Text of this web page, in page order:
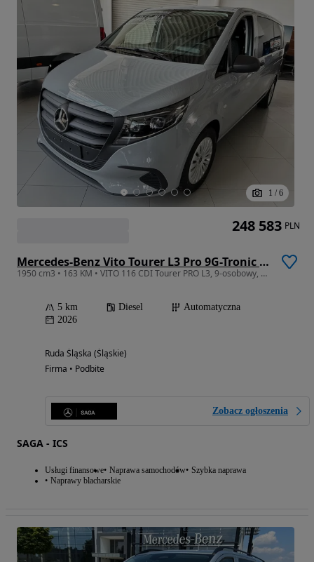
1 / 6
Mercedes-Benz Vito Tourer L3 Pro 9G-Tronic 447.705
1950 cm3 • 163 KM • VITO 116 CDI Tourer PRO L3, 9-osobowy, hak 2,5 t. LED, kamera,tempomat
5 km Diesel
Automatyczna
2026
Ruda Śląska (Śląskie)
Firma • Podbite
Zobacz ogłoszenia
SAGA - ICS
Usługi finansowe Naprawa samochodów Szybka naprawa
Naprawy blacharskie
248 583 PLN